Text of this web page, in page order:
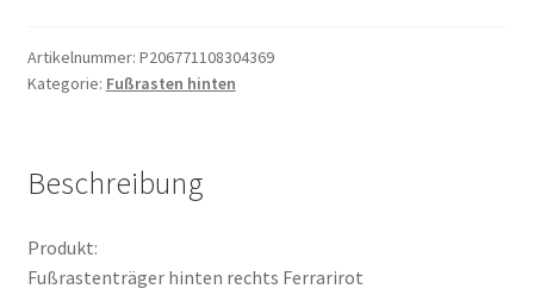
Menge
Artikelnummer: P206771108304369
Kategorie: Fußrasten hinten
Beschreibung
Produkt:
Fußrastenträger hinten rechts Ferrarirot